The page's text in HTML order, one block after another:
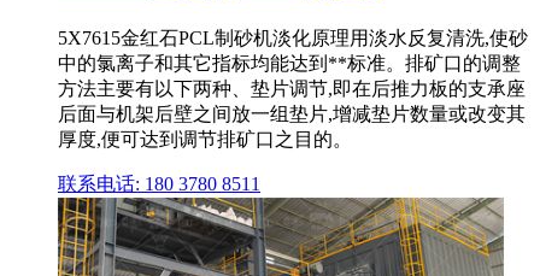
5X7615金红石PCL制砂机淡化原理用淡水反复清洗,使砂
中的氯离子和其它指标均能达到**标准。排矿口的调整
方法主要有以下两种、垫片调节,即在后推力板的支承座
后面与机架后壁之间放一组垫片,增减垫片数量或改变其
厚度,便可达到调节排矿口之目的。
联系电话: 180 3780 8511